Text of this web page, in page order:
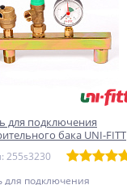
для подключения
бака UNI-FITT
до 50 кВт сталь
255s3230
для подключения